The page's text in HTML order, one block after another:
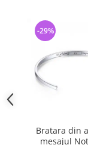
Bratara din
mesajul
-29%